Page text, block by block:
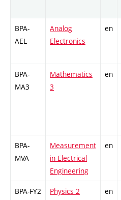
BPA-
AEL
Analog
Electronics
en
BPA-
MA3
Mathematics
3
en
BPA-
MVA
Measurement
in Electrical
Engineering
en
BPA-FY2 Physics 2 en